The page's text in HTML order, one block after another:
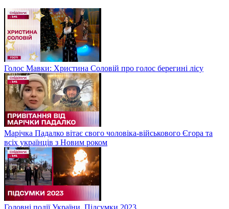
Голос Мавки: Христина Соловій про голос берегині лісу
Марічка Падалко вітає свого чоловіка-військового Єгора та
всіх українців з Новим роком
Головні події України. Підсумки 2023